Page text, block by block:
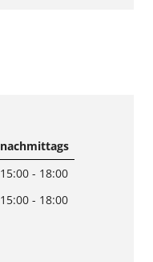
nachmittags
15:00 - 18:00
15:00 - 18:00